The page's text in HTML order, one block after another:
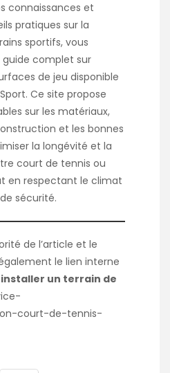
connaissances et
pratiques sur la
sportifs, vous
complet sur
de jeu disponible
. Ce site propose
sur les matériaux,
et les bonnes
la longévité et la
court de tennis ou
en respectant le climat
sécurité.
de l’article et le
le lien interne
installer un terrain de
court-de-tennis-